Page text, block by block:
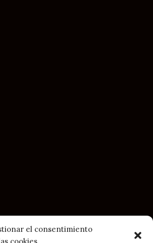
el consentimiento